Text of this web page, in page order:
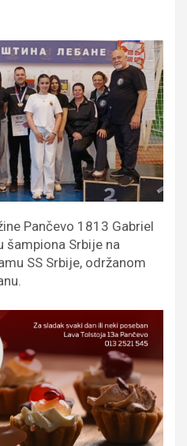
Pančevo 1813 Gabriel
Srbije na
SS Srbije, održanom